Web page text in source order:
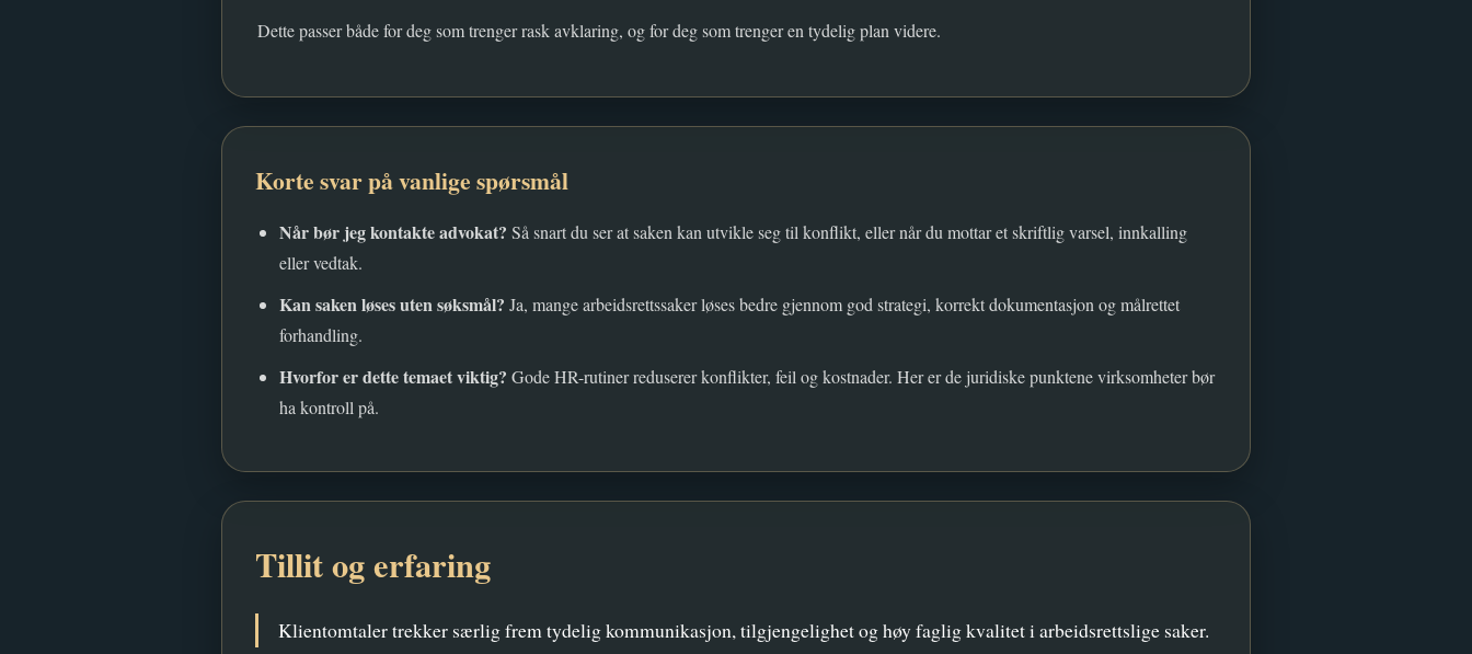
Dette passer både for deg som trenger rask avklaring, og for deg som trenger en tydelig plan videre.
Korte svar på vanlige spørsmål
Når bør jeg kontakte advokat? Så snart du ser at saken kan utvikle seg til konflikt, eller når du mottar et skriftlig varsel, innkalling
eller vedtak.
Kan saken løses uten søksmål? Ja, mange arbeidsrettssaker løses bedre gjennom god strategi, korrekt dokumentasjon og målrettet
forhandling.
Hvorfor er dette temaet viktig? Gode HR-rutiner reduserer konflikter, feil og kostnader. Her er de juridiske punktene virksomheter bør
ha kontroll på.
Tillit og erfaring
Klientomtaler trekker særlig frem tydelig kommunikasjon, tilgjengelighet og høy faglig kvalitet i arbeidsrettslige saker.